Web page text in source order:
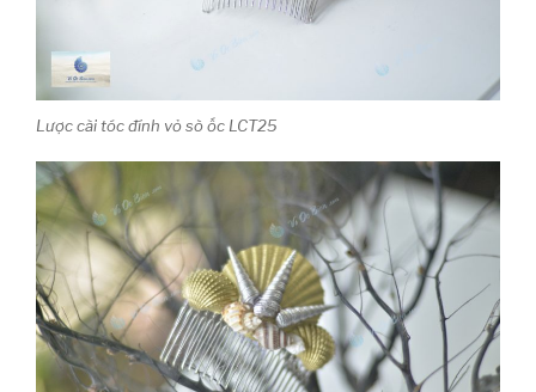
Lược cài tóc đính vỏ sò ốc LCT25